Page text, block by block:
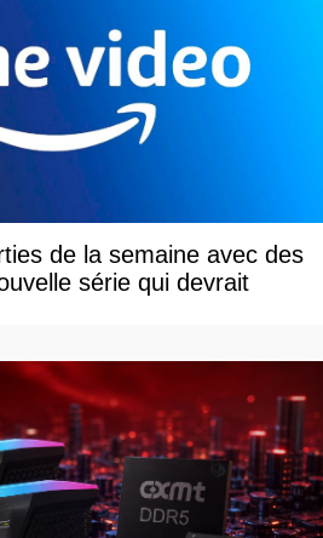
de la semaine avec des
série qui devrait